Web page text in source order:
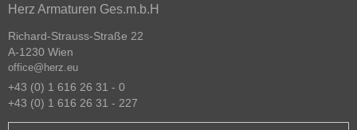
Herz Armaturen Ges.m.b.H
Richard-Strauss-Straße 22
A-1230 Wien
office@herz.eu
+43 (0) 1 616 26 31 - 0
+43 (0) 1 616 26 31 - 227